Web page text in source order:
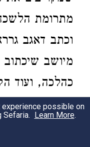
מתרומת
וכתב דאגב
מיושב
כהלכה, ועוד
במנחותכר'
כתב שהם שני
possible on
Sefaria. Learn More.